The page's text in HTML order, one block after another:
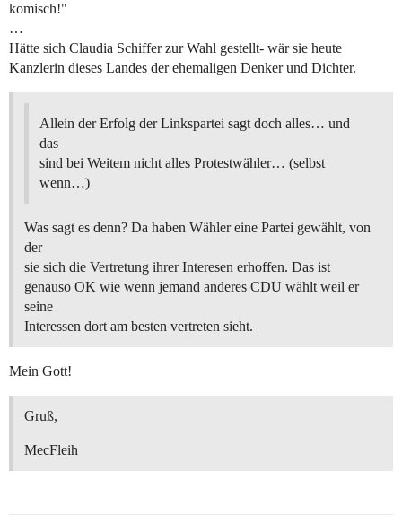
komisch!"
…
Hätte sich Claudia Schiffer zur Wahl gestellt- wär sie heute
Kanzlerin dieses Landes der ehemaligen Denker und Dichter.
Allein der Erfolg der Linkspartei sagt doch alles… und
das
sind bei Weitem nicht alles Protestwähler… (selbst
wenn…)
Was sagt es denn? Da haben Wähler eine Partei gewählt, von
der
sie sich die Vertretung ihrer Interesen erhoffen. Das ist
genauso OK wie wenn jemand anderes CDU wählt weil er
seine
Interessen dort am besten vertreten sieht.
Mein Gott!
Gruß,
MecFleih